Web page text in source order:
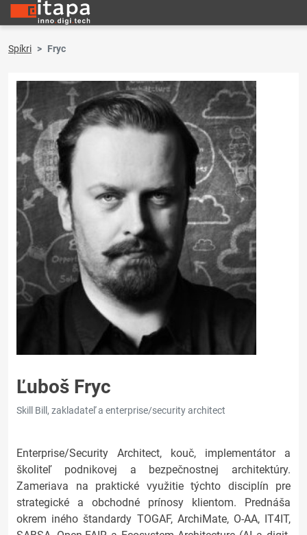
Spíkri Fryc
Ľuboš Fryc
Skill Bill, zakladateľ a enterprise/security architect
Enterprise/Security Architect, kouč, implementátor a
školiteľ podnikovej a bezpečnostnej architektúry.
Zameriava na praktické využitie týchto disciplín pre
strategické a obchodné prínosy klientom. Prednáša
okrem iného štandardy TOGAF, ArchiMate, O-AA, IT4IT,